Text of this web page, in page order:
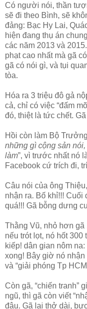
Có người nói, thần
sẽ đi theo Bình, sẽ
đảng: Bạc Hy Lai,
hiện đang thụ án
các năm 2013 và
phạt cao nhất mà gã
gã có nói gì, và tụi
tòa.
Hóa ra 3 triệu đô gả
cả, chỉ có việc “đấm
đó, thiệt là tức chết.
Hồi còn làm Bộ
những gì cộng sản
làm”, vì trước nhất nó
Facebook cứ trích đi,
Câu nói của ông
nhận ra. Bố khỉ!!!
quá!!! Gã bỗng dưng
Thằng Vũ, nhỏ hơn
nếu trót lọt, nó hốt 300
kiếp! dân gian nôm na:
xong! Bây giờ nó nhận
và “giải phóng Tp
Còn gã, “chiến tranh”
ngũ, thì gã còn viết
đâu. Gã lại thở dài,